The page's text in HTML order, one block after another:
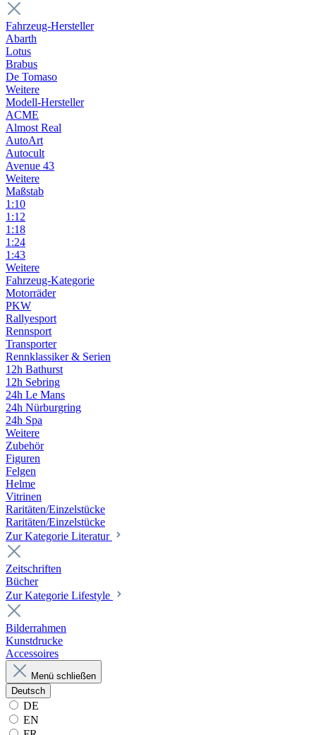
Fahrzeug-Hersteller
Abarth
Lotus
Brabus
De Tomaso
Weitere
Modell-Hersteller
ACME
Almost Real
AutoArt
Autocult
Avenue 43
Weitere
Maßstab
1:10
1:12
1:18
1:24
1:43
Weitere
Fahrzeug-Kategorie
Motorräder
PKW
Rallyesport
Rennsport
Transporter
Rennklassiker & Serien
12h Bathurst
12h Sebring
24h Le Mans
24h Nürburgring
24h Spa
Weitere
Zubehör
Figuren
Felgen
Helme
Vitrinen
Raritäten/Einzelstücke
Raritäten/Einzelstücke
Zur Kategorie Literatur
Zeitschriften
Bücher
Zur Kategorie Lifestyle
Bilderrahmen
Kunstdrucke
Accessoires
Menü schließen
Deutsch
DE
EN